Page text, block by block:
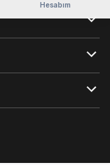
Hesabım